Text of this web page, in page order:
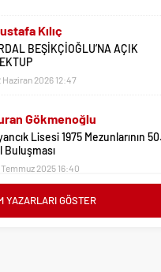
Haziran 2026 12:47
Buluşması
Temmuz 2025 16:40
Sene Fenerbahçe Ülke Puanlarını
YAZARLARI GÖSTER